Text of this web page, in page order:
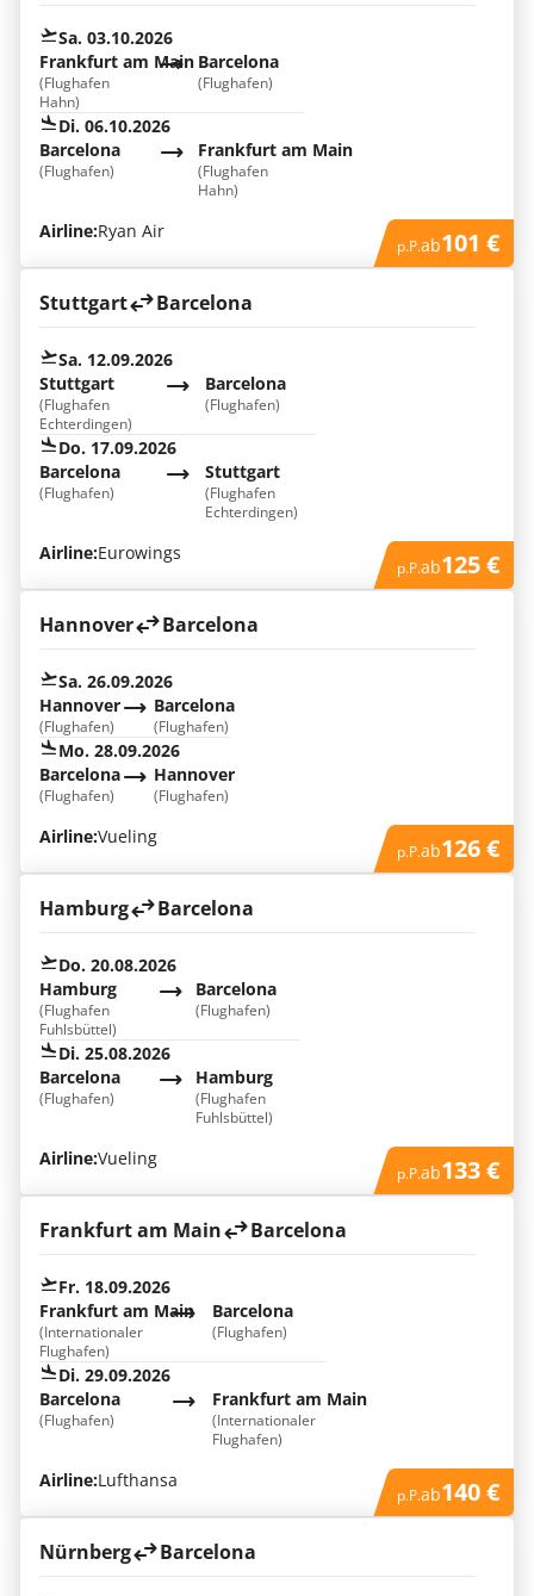
Sa. 03.10.2026
Frankfurt am Main
(Flughafen
Hahn)
Barcelona
(Flughafen)
Di. 06.10.2026
Frankfurt am Main
(Flughafen
Hahn)
Barcelona
(Flughafen)
Airline:Ryan Air
p.P.ab101 €
Stuttgart Barcelona
Sa. 12.09.2026
Stuttgart
(Flughafen
Echterdingen)
Barcelona
(Flughafen)
Do. 17.09.2026
Stuttgart
(Flughafen
Echterdingen)
Barcelona
(Flughafen)
Airline:Eurowings
p.P.ab125 €
Hannover Barcelona
Sa. 26.09.2026
Hannover
(Flughafen)
Barcelona
(Flughafen)
Mo. 28.09.2026
Hannover
(Flughafen)
Barcelona
(Flughafen)
Airline:Vueling
p.P.ab126 €
Hamburg Barcelona
Do. 20.08.2026
Hamburg
(Flughafen
Fuhlsbüttel)
Barcelona
(Flughafen)
Di. 25.08.2026
Hamburg
(Flughafen
Fuhlsbüttel)
Barcelona
(Flughafen)
Airline:Vueling
p.P.ab133 €
Frankfurt am Main Barcelona
Fr. 18.09.2026
Frankfurt am Main
(Internationaler
Flughafen)
Barcelona
(Flughafen)
Di. 29.09.2026
Frankfurt am Main
(Internationaler
Flughafen)
Barcelona
(Flughafen)
Airline:Lufthansa
p.P.ab140 €
Nürnberg Barcelona